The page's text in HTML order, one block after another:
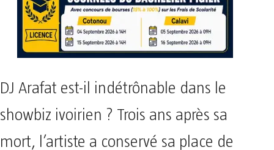
DJ Arafat est-il indétrônable dans le
showbiz ivoirien ? Trois ans après sa
mort, l’artiste a conservé sa place de